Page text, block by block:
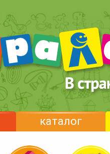
каталог